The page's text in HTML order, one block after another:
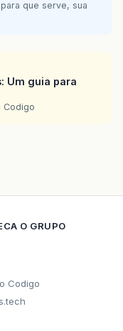
que serve, sua
Um guia para
Codigo
O GRUPO
Codigo